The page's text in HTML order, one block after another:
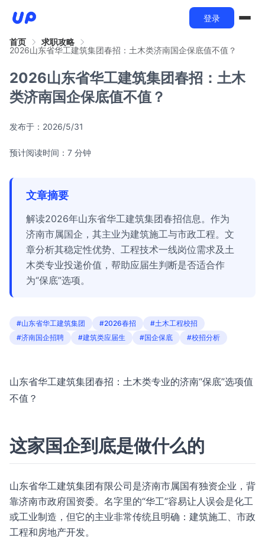
登录
首页
求职攻略
2026山东省华工建筑集团春招：土木类济南国企保底值不值？
2026山东省华工建筑集团春招：土木
类济南国企保底值不值？
发布于： 2026/5/31
预计阅读时间：7 分钟
文章摘要
解读2026年山东省华工建筑集团春招信息。作为
济南市属国企，其主业为建筑施工与市政工程。文
章分析其稳定性优势、工程技术一线岗位需求及土
木类专业投递价值，帮助应届生判断是否适合作
为“保底”选项。
#山东省华工建筑集团 #2026春招
#土木工程校招
#济南国企招聘
#建筑类应届生 #国企保底 #校招分析
山东省华工建筑集团春招：土木类专业的济南“保底”选项值
不值？
这家国企到底是做什么的
山东省华工建筑集团有限公司是济南市属国有独资企业，背
靠济南市政府国资委。名字里的“华工”容易让人误会是化工
或工业制造，但它的主业非常传统且明确：建筑施工、市政
工程和房地产开发。